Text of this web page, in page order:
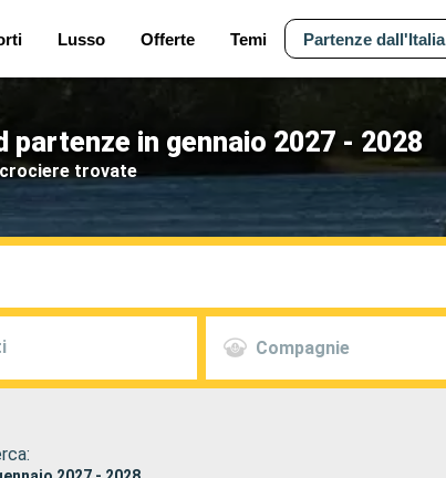
Lusso Offerte Temi Partenze dall'Italia
partenze in gennaio 2027 - 2028
trovate
Compagnie